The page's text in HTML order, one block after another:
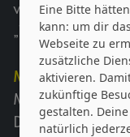
„Teamwork
Meine liebste
Mein erster
Die
Eine Bitte
kann: um dir
Webseite zu
zusätzliche
aktivieren.
zukünftige
gestalten.
natürlich